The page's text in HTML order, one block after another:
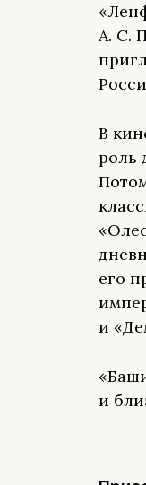
А. С.
В
роль
его
и
и